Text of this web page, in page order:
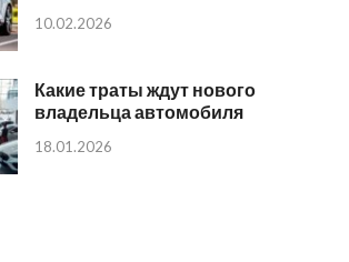
10.02.2026
Какие траты ждут нового
владельца автомобиля
18.01.2026